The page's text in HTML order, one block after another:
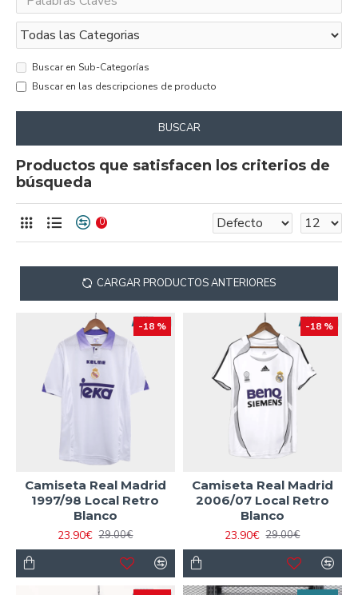
Buscar en Sub-Categorías
Buscar en las descripciones de producto
BUSCAR
Productos que satisfacen los criterios de
búsqueda
0
CARGAR PRODUCTOS ANTERIORES
-18 %
Camiseta Real Madrid
1997/98 Local Retro
Blanco
23.90€ 29.00€
-18 %
Camiseta Real Madrid
2006/07 Local Retro
Blanco
23.90€ 29.00€